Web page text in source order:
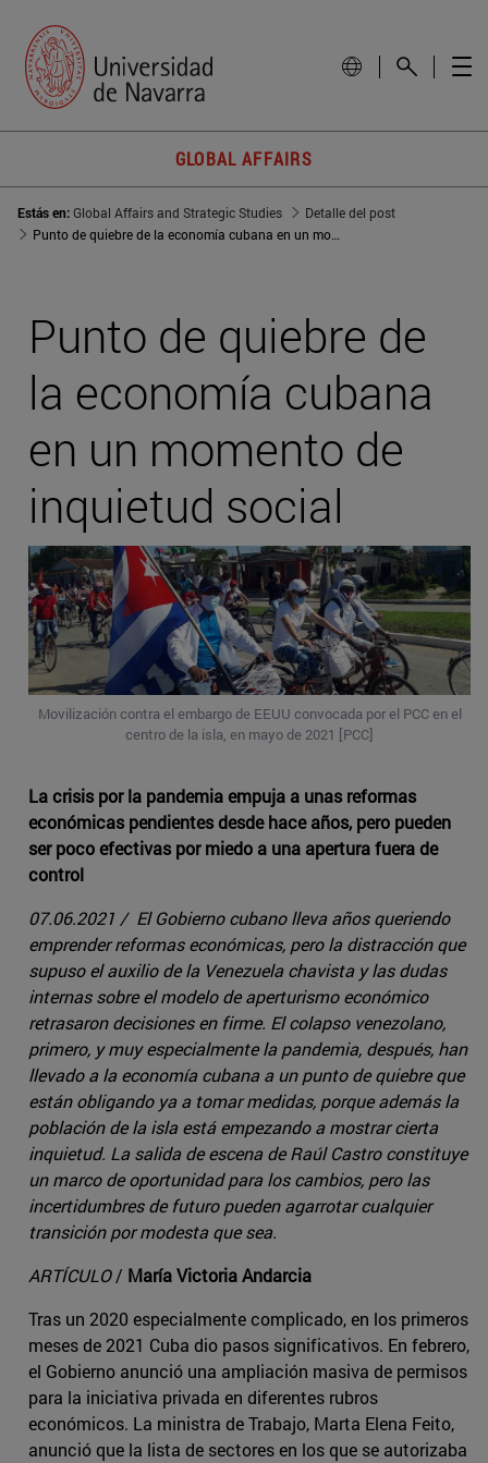
GLOBAL AFFAIRS
Estás en:Global Affairs and Strategic Studies
Detalle del post
Punto de quiebre de la economía cubana en un momento de inquietud social
Punto de quiebre de
la economía cubana
en un momento de
inquietud social
Movilización contra el embargo de EEUU convocada por el PCC en el
centro de la isla, en mayo de 2021 [PCC]
La crisis por la pandemia empuja a unas reformas
económicas pendientes desde hace años, pero pueden
ser poco efectivas por miedo a una apertura fuera de
control
07.06.2021 / El Gobierno cubano lleva años queriendo
emprender reformas económicas, pero la distracción que
supuso el auxilio de la Venezuela chavista y las dudas
internas sobre el modelo de aperturismo económico
retrasaron decisiones en firme. El colapso venezolano,
primero, y muy especialmente la pandemia, después, han
llevado a la economía cubana a un punto de quiebre que
están obligando ya a tomar medidas, porque además la
población de la isla está empezando a mostrar cierta
inquietud. La salida de escena de Raúl Castro constituye
un marco de oportunidad para los cambios, pero las
incertidumbres de futuro pueden agarrotar cualquier
transición por modesta que sea.
ARTÍCULO/ María Victoria Andarcia
Tras un 2020 especialmente complicado, en los primeros
meses de 2021 Cuba dio pasos significativos. En febrero,
el Gobierno anunció una ampliación masiva de permisos
para la iniciativa privada en diferentes rubros
económicos. La ministra de Trabajo, Marta Elena Feito,
anunció que la lista de sectores en los que se autorizaba